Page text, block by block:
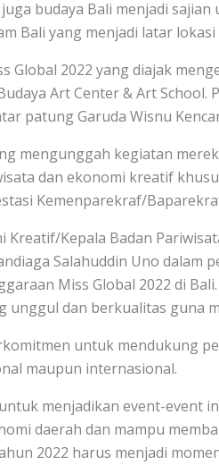
budaya Bali menjadi
Bali yang menjadi latar
Global 2022 yang diajak
Art Center & Art
patung Garuda Wisnu
mengunggah kegiatan
dan ekonomi kreatif
Kemenparekraf/
Kreatif/Kepala Badan
Salahuddin Uno dalam
Miss Global 2022 di
unggul dan berkualitas guna
untuk mendukung
maupun internasional.
menjadikan event-event
daerah dan mampu
2022 harus menjadi